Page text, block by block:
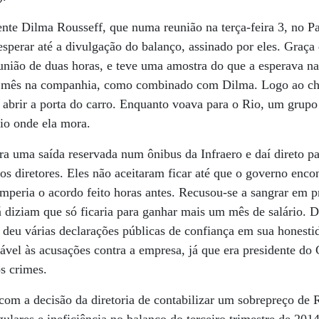
Dilma Rousseff, que numa reunião na terça-feira 3, no
até a divulgação do balanço, assinado por eles.
de duas horas, e teve uma amostra do que a esperava
na companhia, como combinado com Dilma. Logo ao
a porta do carro. Enquanto voava para o Rio, um
onde ela mora.
uma saída reservada num ônibus da Infraero e daí direto
diretores. Eles não aceitaram ficar até que o governo
o acordo feito horas antes. Recusou-se a sangrar em
diziam que só ficaria para ganhar mais um mês de salário.
várias declarações públicas de confiança em sua
às acusações contra a empresa, já que era presidente do
crimes.
a decisão da diretoria de contabilizar um sobrepreço de